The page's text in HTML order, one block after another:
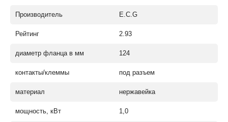
Производитель E.C.G
Рейтинг 2.93
диаметр фланца в мм 124
контакты/клеммы под разъем
материал нержавейка
мощность, кВт 1,0